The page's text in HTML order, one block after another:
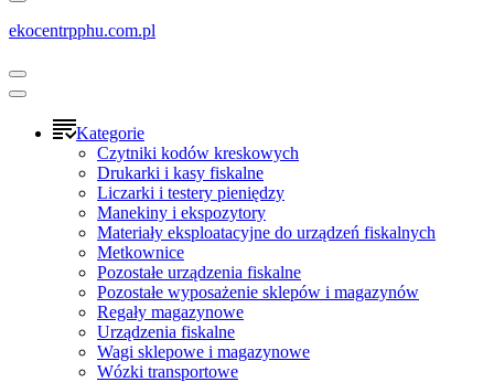
ekocentrpphu.com.pl
Kategorie
Czytniki kodów kreskowych
Drukarki i kasy fiskalne
Liczarki i testery pieniędzy
Manekiny i ekspozytory
Materiały eksploatacyjne do urządzeń fiskalnych
Metkownice
Pozostałe urządzenia fiskalne
Pozostałe wyposażenie sklepów i magazynów
Regały magazynowe
Urządzenia fiskalne
Wagi sklepowe i magazynowe
Wózki transportowe